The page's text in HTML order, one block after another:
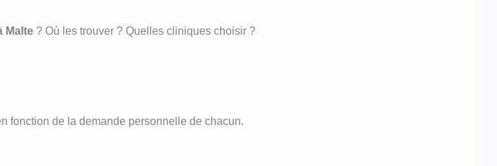
Malte? Où les trouver ? Quelles cliniques choisir ?
fonction de la demande personnelle de chacun.